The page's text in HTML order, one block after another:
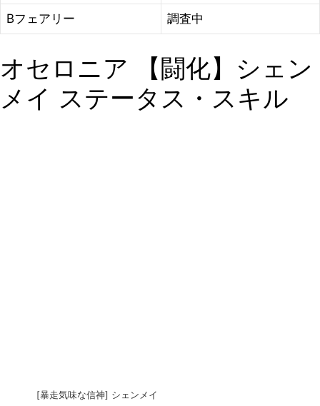
Bフェアリー 調査中
オセロニア 【闘化】シェン
メイ ステータス・スキル
[暴走気味な信神] シェンメイ